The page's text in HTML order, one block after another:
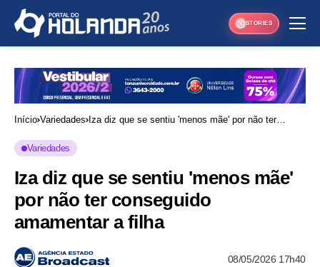
STORIES
Início Variedades Iza diz que se sentiu 'menos mãe' por não ter
Variedades
Iza diz que se sentiu 'menos mãe'
por não ter conseguido
amamentar a filha
08/05/2026 17h40